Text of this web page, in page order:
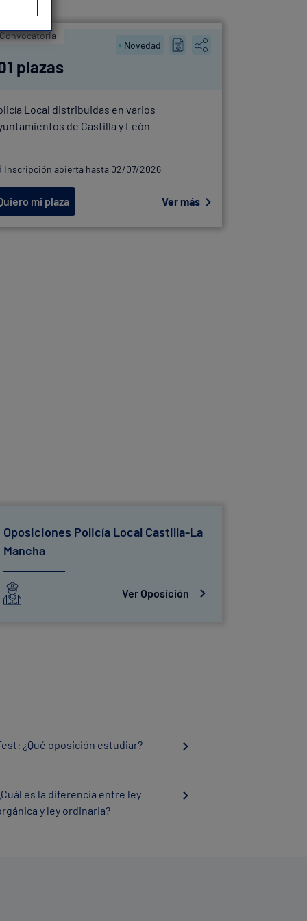
Convocatoria
Novedad
plazas
Local distribuidas en varios
de Castilla y León
Inscripción abierta hasta 02/07/2026
mi plaza Ver más
Oposiciones Policía Local Castilla-La
Mancha
Ver Oposición
¿Qué oposición estudiar?
es la diferencia entre ley
y ley ordinaria?